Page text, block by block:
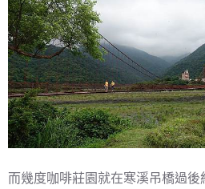
而幾度咖啡莊園就在寒溪吊橋過後